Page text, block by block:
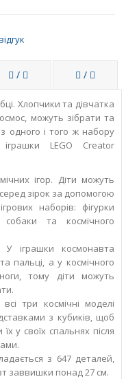
/ /
Хлопчики та дівчатка
можуть зібрати та
одного і того ж набору
LEGO Creator
ігор. Діти можуть
серед зірок за допомогою
наборів: фігурки
собаки та космічного
У іграшки космонавта
пальці, а у космічного
тому діти можуть
три космічні моделі
з кубиків, щоб
у своїх спальнях після
з 647 деталей,
заввишки понад 27 см.